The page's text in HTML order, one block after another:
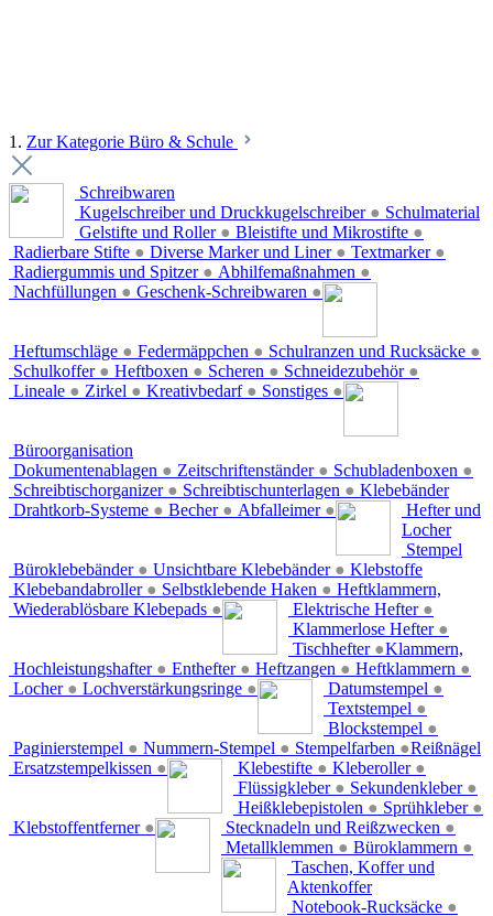
1. Zur Kategorie Büro & Schule
Schreibwaren
Kugelschreiber und Druckkugelschreiber ●
Gelstifte und Roller ● Bleistifte und Mikrostifte ●
Radierbare Stifte ● Diverse Marker und Liner ● Textmarker ●
Radiergummis und Spitzer ● Abhilfemaßnahmen ●
Nachfüllungen ● Geschenk-Schreibwaren ●
Schulmaterial
Heftumschläge ● Federmäppchen ● Schulranzen und Rucksäcke ●
Schulkoffer ● Heftboxen ● Scheren ● Schneidezubehör ●
Lineale ● Zirkel ● Kreativbedarf ● Sonstiges ●
Büroorganisation
Dokumentenablagen ● Zeitschriftenständer ● Schubladenboxen ●
Schreibtischorganizer ● Schreibtischunterlagen ●
Drahtkorb-Systeme ● Becher ● Abfalleimer ●
Klebebänder
Büroklebebänder ● Unsichtbare Klebebänder ●
Klebebandabroller ● Selbstklebende Haken ●
Wiederablösbare Klebepads ●
Hefter und
Locher
Elektrische Hefter ●
Klammerlose Hefter ●
Tischhefter ●
Hochleistungshafter ● Enthefter ● Heftzangen ● Heftklammern ●
Locher ● Lochverstärkungsringe ●
Stempel
Datumstempel ●
Textstempel ●
Blockstempel ●
Paginierstempel ● Nummern-Stempel ● Stempelfarben ●
Ersatzstempelkissen ●
Klebstoffe
Klebestifte ● Kleberoller ●
Flüssigkleber ● Sekundenkleber ●
Heißklebepistolen ● Sprühkleber ●
Klebstoffentferner ●
Heftklammern,
Klammern,
Reißnägel
Stecknadeln und Reißzwecken ●
Metallklemmen ● Büroklammern ●
Taschen, Koffer und
Aktenkoffer
Notebook-Rucksäcke ●